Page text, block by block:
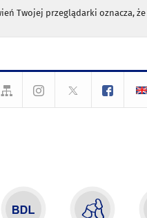
Twojej przeglądarki oznacza,